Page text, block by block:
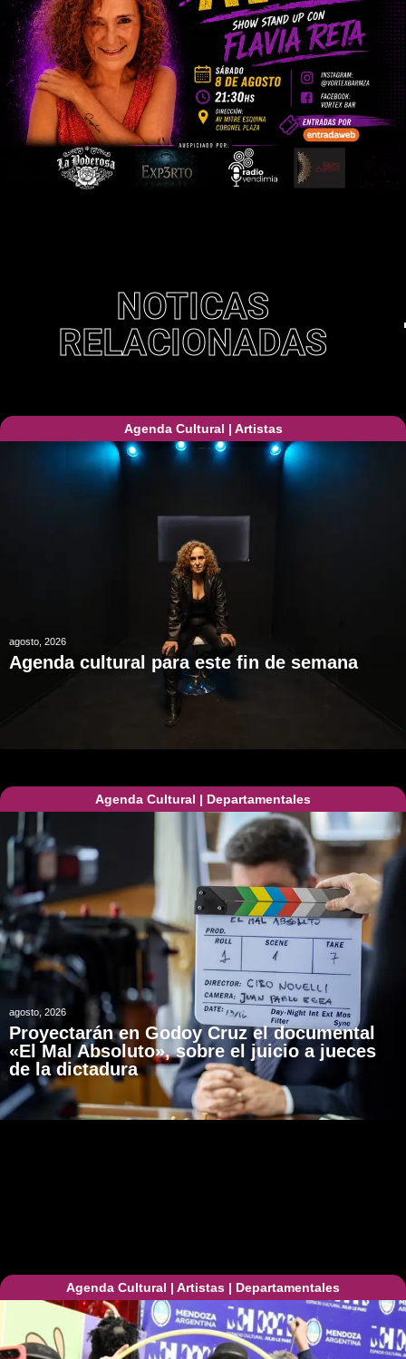
NOTICAS
RELACIONADAS
Agenda Cultural | Artistas
agosto, 2026
Agenda cultural para este fin de semana
Agenda Cultural | Departamentales
agosto, 2026
Proyectarán en Godoy Cruz el documental
«El Mal Absoluto», sobre el juicio a jueces
de la dictadura
Agenda Cultural | Artistas | Departamentales